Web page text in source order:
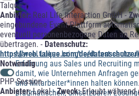
Talque
Anbieter: Real Life Interaction GmbH -
eingebundene Event-Plattform
eventuell personenbezogene Daten an
übertragen. - Datenschutz:
https://web.talque.com/de/
Notwendig
PHP-Session
Anbieter:Lokal -Zweck:Erlaubt während
Marcel Lukas bringt seit fast sechs
Erfahrung aus Sales und Recruiting
damit, wie Unternehmen Anfragen
und Mitarbeiter*innen halten
pragmatischen, umsetzbaren